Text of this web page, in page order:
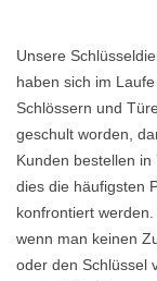
Unsere
haben sich im
Schlössern und
geschult worden,
Kunden bestellen
dies die häufigsten
konfrontiert
wenn man keinen
oder den Schlüssel